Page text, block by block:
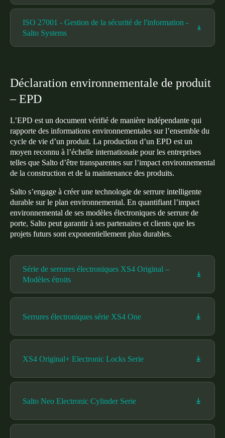
ISO 27001 - Gestion de la sécurité de l'information -
Salto Systems
Déclaration environnementale de produit
– EPD
L’EPD est un document vérifié de manière indépendante qui
rapporte des informations environnementales sur l’ensemble du
cycle de vie d’un produit. La production d’un EPD est un
moyen reconnu à l’échelle internationale pour les entreprises
telles que Salto d’être transparentes sur l’impact environnemental
de la construction et de la maintenance des produits.
Salto s’engage à créer une technologie de serrure intelligente
durable sur le plan environnemental. En quantifiant l’impact
environnemental de ses modèles électroniques de serrure de
porte, Salto peut garantir à ses partenaires et clients que les
projets futurs sont exponentiellement plus durables.
Série de serrures électroniques XS4 Original –
Modèles étroits
Serrures électroniques série XS4 One
XS4 Original+ Electronic Locks Serie
Salto Neo Electronic Cylinder Serie